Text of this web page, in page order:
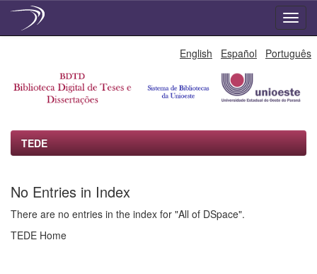
English Español Português
TEDE
No Entries in Index
There are no entries in the index for "All of DSpace".
TEDE Home